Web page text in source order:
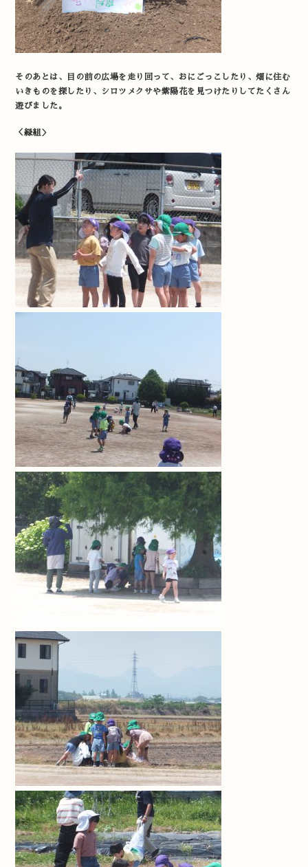
そのあとは、目の前の広場を走り回って、おにごっこしたり、畑に住む
いきものを探したり、シロツメクサや紫陽花を見つけたりしてたくさん
遊びました。
＜緑組＞